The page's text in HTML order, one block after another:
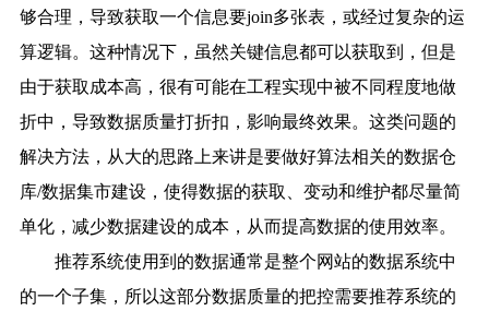
够合理，导致获取一个信息要join多张表，或经过复杂的运
算逻辑。这种情况下，虽然关键信息都可以获取到，但是
由于获取成本高，很有可能在工程实现中被不同程度地做
折中，导致数据质量打折扣，影响最终效果。这类问题的
解决方法，从大的思路上来讲是要做好算法相关的数据仓
库/数据集市建设，使得数据的获取、变动和维护都尽量简
单化，减少数据建设的成本，从而提高数据的使用效率。
推荐系统使用到的数据通常是整个网站的数据系统中
的一个子集，所以这部分数据质量的把控需要推荐系统的